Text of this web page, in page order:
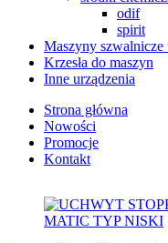
odif
spirit
Maszyny szwalnicze
Krzesła do maszyn
Inne urządzenia
Strona główna
Nowości
Promocje
Kontakt